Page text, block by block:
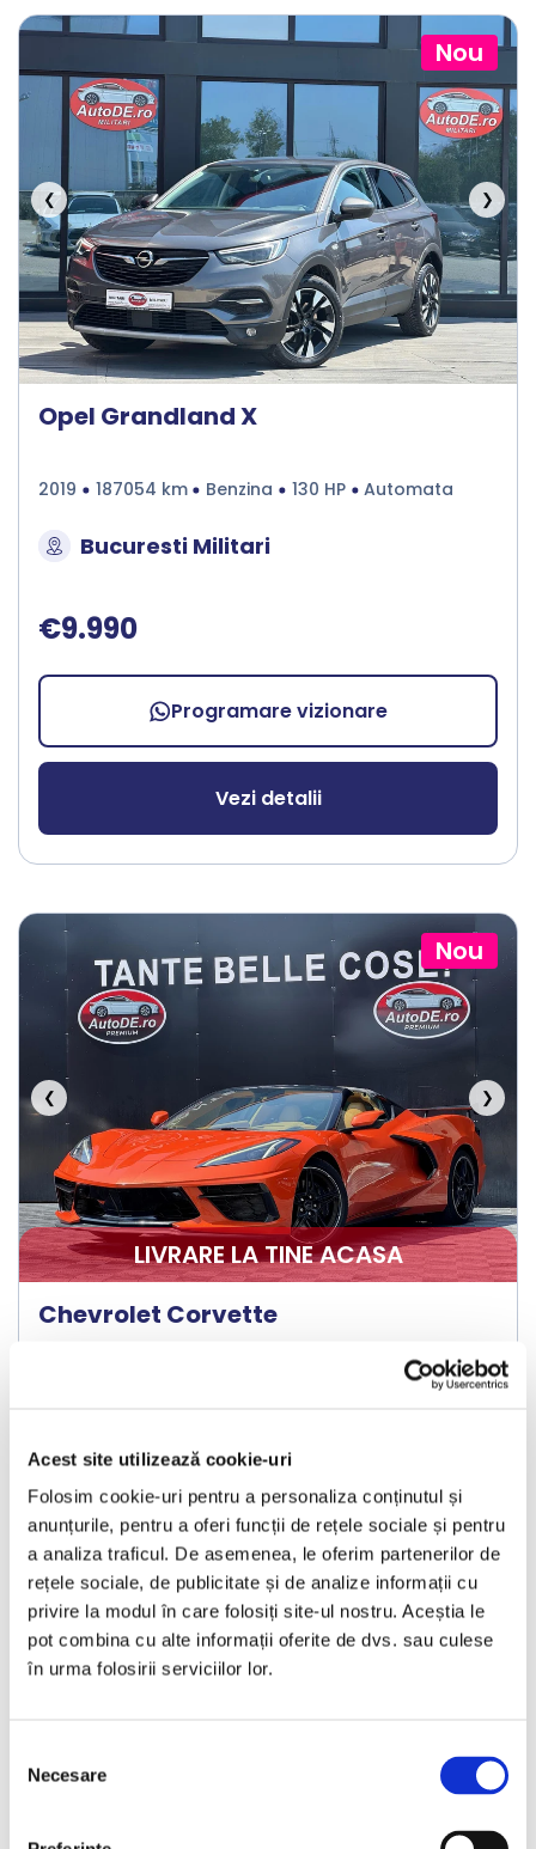
Acest site utilizează cookie-uri
Folosim cookie-uri pentru a personaliza conținutul și
anunțurile, pentru a oferi funcții de rețele sociale și pentru
a analiza traficul. De asemenea, le oferim partenerilor de
rețele sociale, de publicitate și de analize informații cu
privire la modul în care folosiți site-ul nostru. Aceștia le
pot combina cu alte informații oferite de dvs. sau culese
în urma folosirii serviciilor lor.
consimțământului
Necesare
Nou
❮ ❯
Opel Grandland X
2019 187054 km Benzina 130 HP Automata
Bucuresti Militari
€9.990
Programare vizionare
Vezi detalii
Nou
❮ ❯
LIVRARE LA TINE ACASA
Chevrolet Corvette
Automata
Bucuresti Otopeni
€81.990
Programare vizionare